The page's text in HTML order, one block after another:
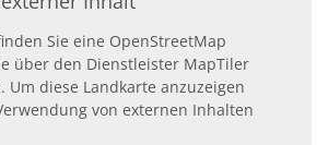
Sie eine OpenStreetMap
über den Dienstleister MapTiler
diese Landkarte anzuzeigen
von externen Inhalten